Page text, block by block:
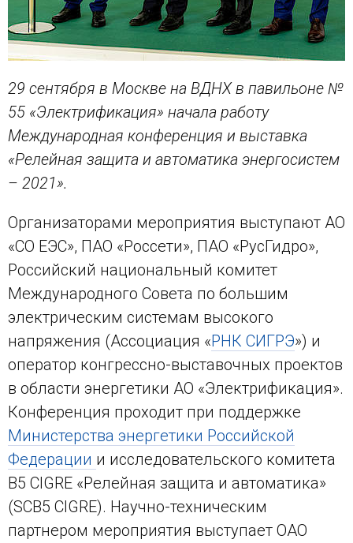
29 сентября в Москве на ВДНХ в павильоне №
55 «Электрификация» начала работу
Международная конференция и выставка
«Релейная защита и автоматика энергосистем
– 2021».
Организаторами мероприятия выступают АО
«СО ЕЭС», ПАО «Россети», ПАО «РусГидро»,
Российский национальный комитет
Международного Совета по большим
электрическим системам высокого
напряжения (Ассоциация «РНК СИГРЭ») и
оператор конгрессно-выставочных проектов
в области энергетики АО «Электрификация».
Конференция проходит при поддержке
Министерства энергетики Российской
Федерации и исследовательского комитета
В5 CIGRE «Релейная защита и автоматика»
(SCB5 CIGRE). Научно-техническим
партнером мероприятия выступает ОАО